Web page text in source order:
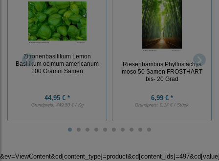
Zitronenbasilikum Lemon
Basilikum ocimum americanum
100 Gramm Samen
44,95 € *
Grundpreis: 449,50 € / Kg
Riesenbambus Phyllostachys
moso 50 Samen FROSTHART
bis- 20 Grad
6,99 € *
Grundpreis: 0,14 € / Stück